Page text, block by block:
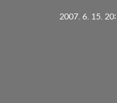
2007. 6. 15.